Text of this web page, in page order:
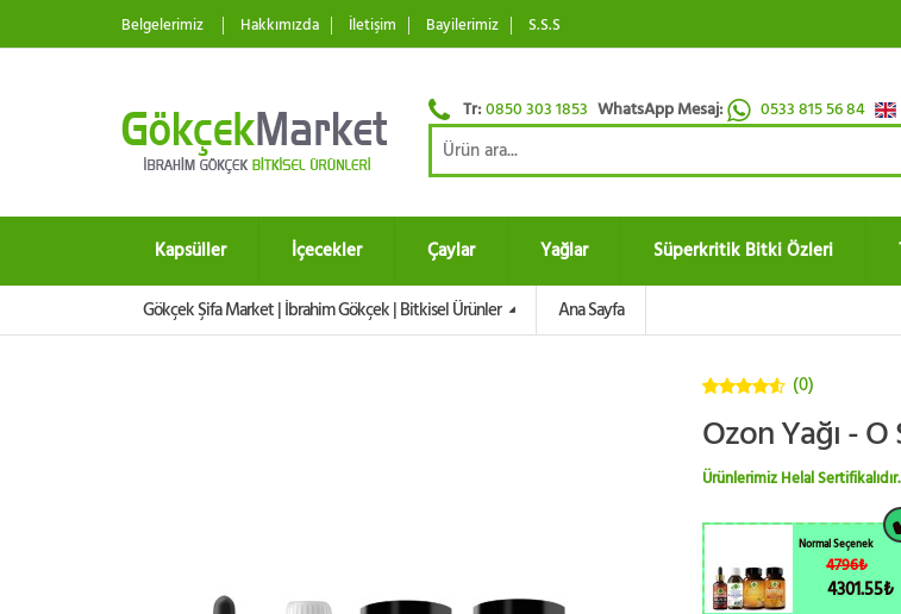
Belgelerimiz Hakkımızda İletişim Bayilerimiz S.S.S
Tr:0850 303 1853 WhatsApp Mesaj: 0533 815 56 84
Kapsüller İçecekler Çaylar Yağlar Süperkritik Bitki Özleri
Gökçek Şifa Market | İbrahim Gökçek | Bitkisel Ürünler Ana Sayfa
üzerinden
(0)
Ozon Yağı - O
Ürünlerimiz Helal
Normal Seçenek
4796₺
4301.55₺